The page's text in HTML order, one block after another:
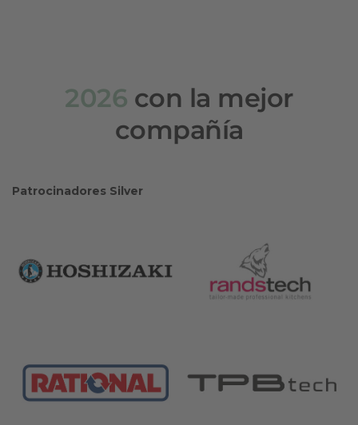
2026 con la mejor
compañía
Patrocinadores Silver